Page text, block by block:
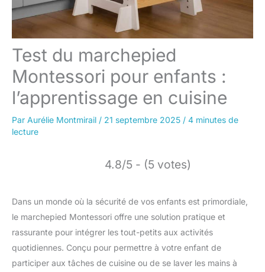
Test du marchepied
Montessori pour enfants :
l’apprentissage en cuisine
Par Aurélie Montmirail / 21 septembre 2025 / 4 minutes de
lecture
4.8/5 - (5 votes)
Dans un monde où la sécurité de vos enfants est primordiale,
le marchepied Montessori offre une solution pratique et
rassurante pour intégrer les tout-petits aux activités
quotidiennes. Conçu pour permettre à votre enfant de
participer aux tâches de cuisine ou de se laver les mains à